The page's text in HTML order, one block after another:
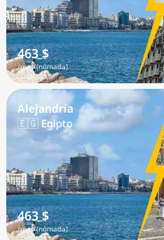
463 $
/mes (nómada)
Alejandría
🇪🇬 Egipto
463 $
/mes (nómada)